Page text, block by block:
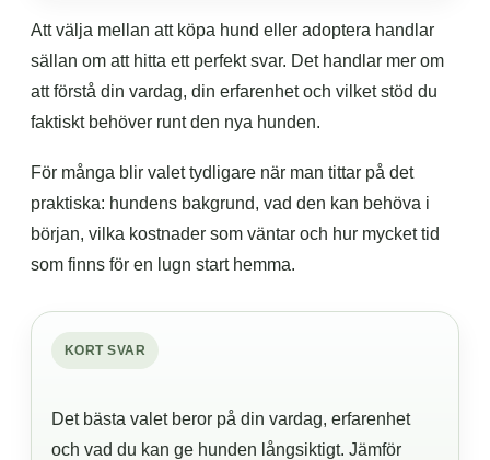
Att välja mellan att köpa hund eller adoptera handlar
sällan om att hitta ett perfekt svar. Det handlar mer om
att förstå din vardag, din erfarenhet och vilket stöd du
faktiskt behöver runt den nya hunden.
För många blir valet tydligare när man tittar på det
praktiska: hundens bakgrund, vad den kan behöva i
början, vilka kostnader som väntar och hur mycket tid
som finns för en lugn start hemma.
KORT SVAR
Det bästa valet beror på din vardag, erfarenhet
och vad du kan ge hunden långsiktigt. Jämför